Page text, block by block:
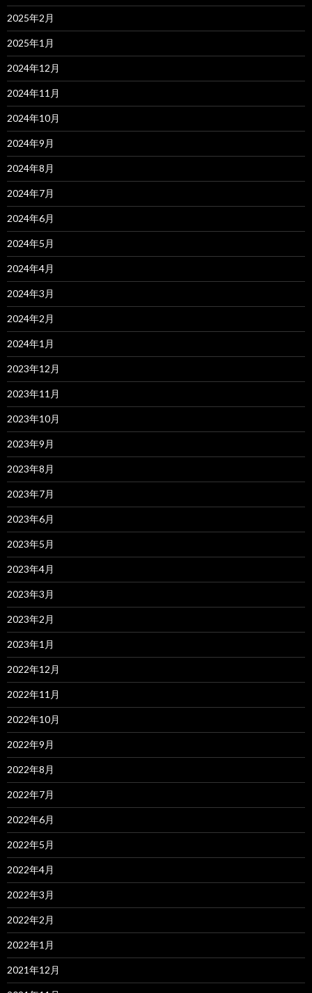
2025年2月
2025年1月
2024年12月
2024年11月
2024年10月
2024年9月
2024年8月
2024年7月
2024年6月
2024年5月
2024年4月
2024年3月
2024年2月
2024年1月
2023年12月
2023年11月
2023年10月
2023年9月
2023年8月
2023年7月
2023年6月
2023年5月
2023年4月
2023年3月
2023年2月
2023年1月
2022年12月
2022年11月
2022年10月
2022年9月
2022年8月
2022年7月
2022年6月
2022年5月
2022年4月
2022年3月
2022年2月
2022年1月
2021年12月